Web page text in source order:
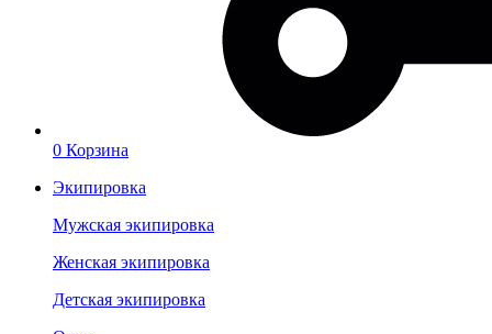
0 Корзина
Экипировка
Мужская экипировка
Женская экипировка
Детская экипировка